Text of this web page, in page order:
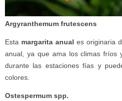
Argyranthemum frutescens
Esta margarita anual es originaria
anual, ya que ama los climas fríos
durante las estaciones fías y
colores.
Ostespermum spp.